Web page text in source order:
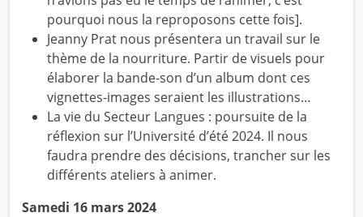
pourquoi nous la reproposons cette fois].
Jeanny Prat nous présentera un travail sur le
thème de la nourriture. Partir de visuels pour
élaborer la bande-son d’un album dont ces
vignettes-images seraient les illustrations…
La vie du Secteur Langues : poursuite de la
réflexion sur l’Université d’été 2024. Il nous
faudra prendre des décisions, trancher sur les
différents ateliers à animer.
Samedi 16 mars 2024